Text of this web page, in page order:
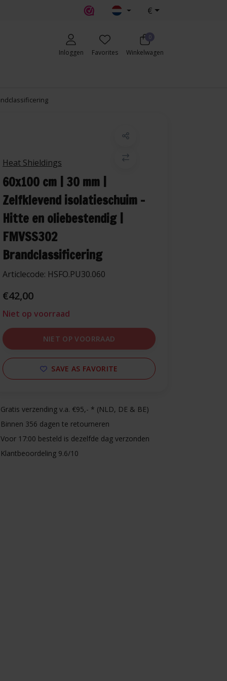
€
Inloggen Favorites
0
Winkelwagen
Heat Shieldings
60x100 cm | 30 mm |
Zelfklevend isolatieschuim -
Hitte en oliebestendig |
FMVSS302
Brandclassificering
Articlecode: HSFO.PU30.060
€42,00
Niet op voorraad
NIET OP VOORRAAD
SAVE AS FAVORITE
Gratis verzending v.a. €95,- * (NLD, DE & BE)
Binnen 356 dagen te retourneren
Voor 17:00 besteld is dezelfde dag verzonden
Klantbeoordeling 9.6/10